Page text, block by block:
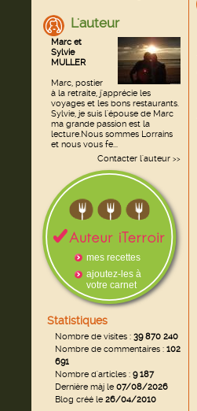
L'auteur
Marc et
Sylvie
MULLER
Marc, postier
à la retraite, j'apprécie les
voyages et les bons restaurants.
Sylvie, je suis l'épouse de Marc
ma grande passion est la
lecture.Nous sommes Lorrains
et nous vous fe...
Contacter l'auteur >>
mes recettes
ajoutez-les à
votre carnet
Statistiques
Nombre de visites : 39 870 240
Nombre de commentaires : 102
691
Nombre d'articles : 9 187
Dernière màj le07/08/2026
Blog créé le26/04/2010